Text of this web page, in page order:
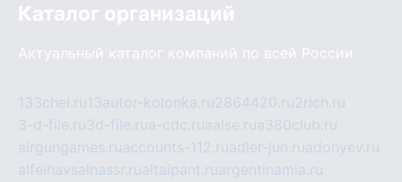
Каталог организаций
Актуальный каталог компаний по всей России
133chel.ru13autor-kolonka.ru2864420.ru2rich.ru
3-d-file.ru3d-file.rua-cdc.ruaalse.rua380club.ru
airgungames.ruaccounts-112.ruadler-jun.ruadonyev.ru
alfeihavsalnassr.rualtaipant.ruargentinamia.ru